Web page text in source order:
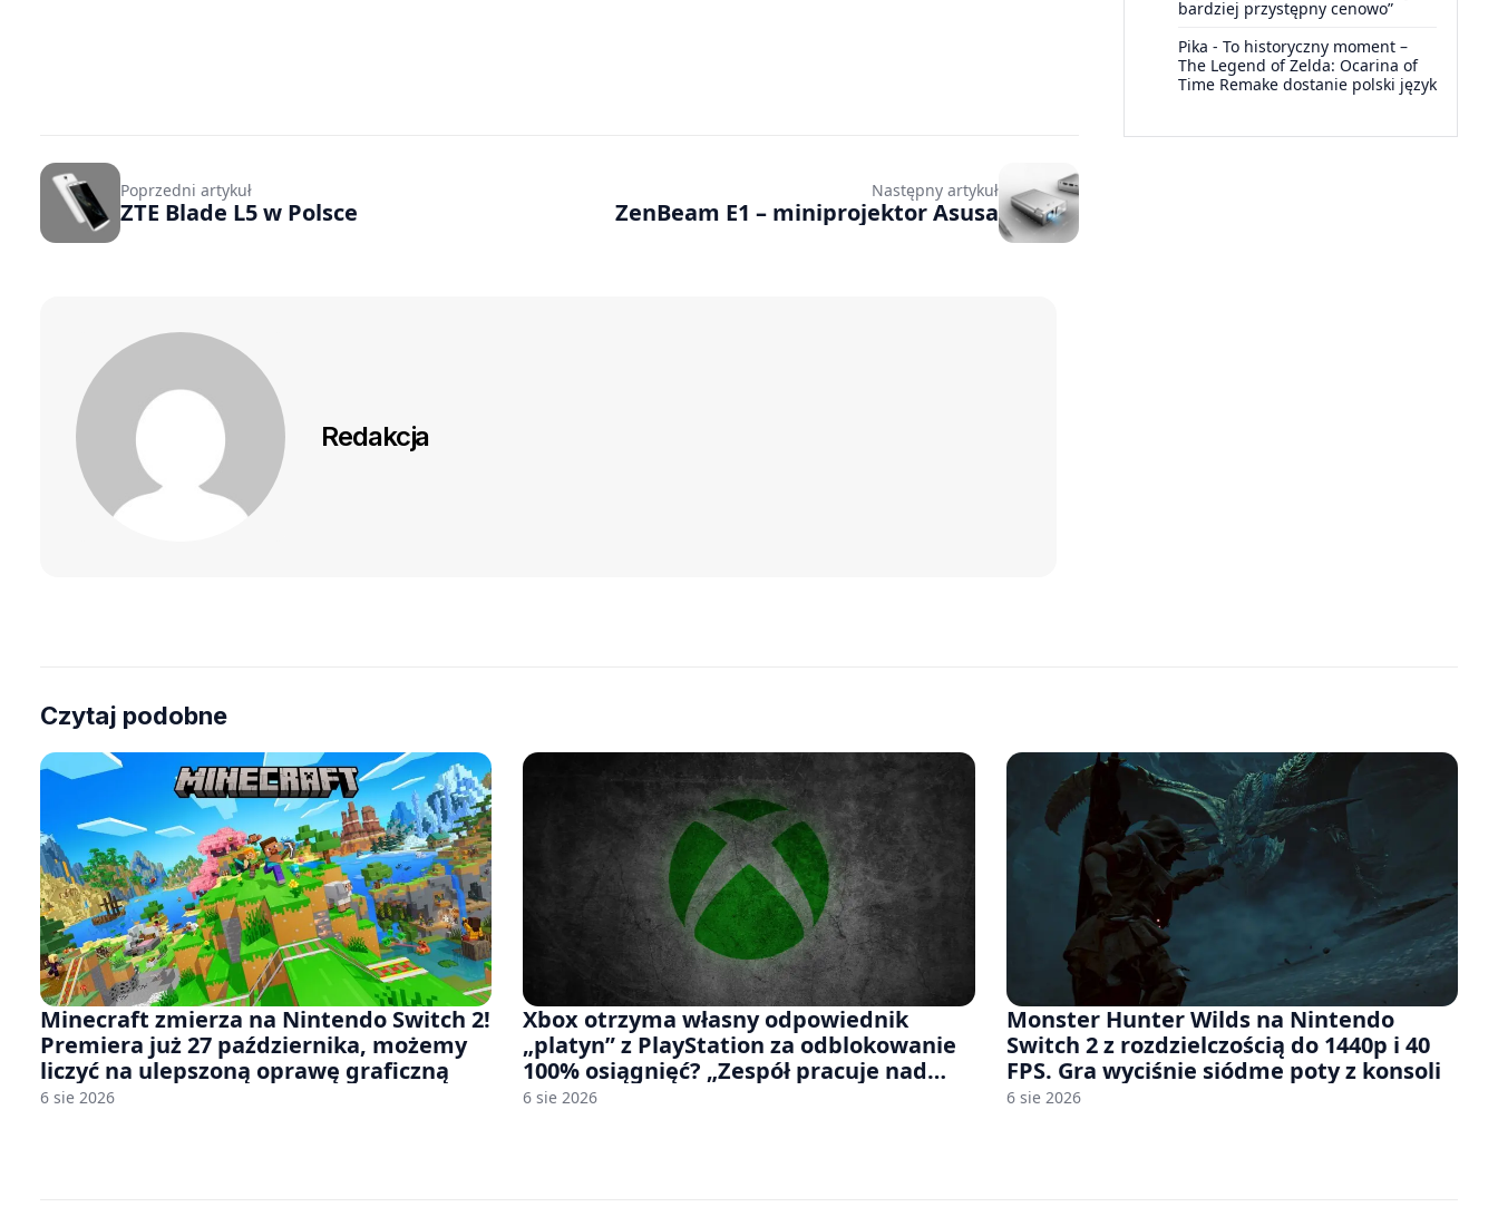
bardziej przystępny cenowo”
Pika - To historyczny moment –
The Legend of Zelda: Ocarina of
Time Remake dostanie polski język
Poprzedni artykuł
ZTE Blade L5 w Polsce
Następny artykuł
ZenBeam E1 – miniprojektor Asusa
Redakcja
Czytaj podobne
Minecraft zmierza na Nintendo Switch 2!
Premiera już 27 października, możemy
liczyć na ulepszoną oprawę graficzną
6 sie 2026
Xbox otrzyma własny odpowiednik
„platyn” z PlayStation za odblokowanie
100% osiągnięć? „Zespół pracuje nad
czymś, co ma się pojawić jeszcze w tym
6 sie 2026
Monster Hunter Wilds na Nintendo
Switch 2 z rozdzielczością do 1440p i 40
FPS. Gra wyciśnie siódme poty z konsoli
6 sie 2026